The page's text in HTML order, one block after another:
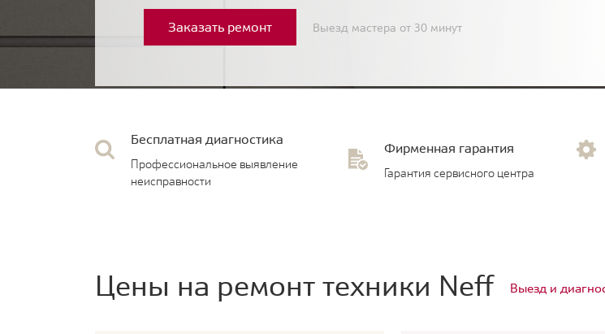
Заказать ремонт Выезд мастера от 30 минут
Бесплатная диагностика
Профессиональное выявление
неисправности
Фирменная гарантия
Гарантия сервисного центра
Цены на ремонт техники Neff Выезд и